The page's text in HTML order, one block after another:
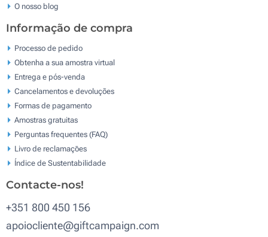
O nosso blog
Informação de compra
Processo de pedido
Obtenha a sua amostra virtual
Entrega e pós-venda
Cancelamentos e devoluções
Formas de pagamento
Amostras gratuitas
Perguntas frequentes (FAQ)
Livro de reclamaçōes
Índice de Sustentabilidade
Contacte-nos!
+351 800 450 156
apoiocliente@giftcampaign.com